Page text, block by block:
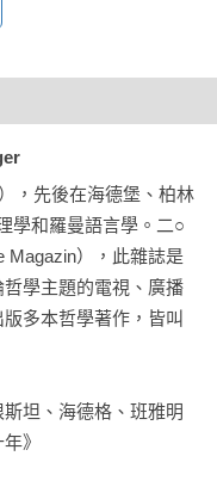
登場，維根斯坦
Cassirer, 1874-
1940）如同魔法師
，提出了前無古人的
奠下基礎，不僅形塑
的思考方式。可以說若
，德國社會的情緒在憂
的爵士樂，彷彿一切
上亦充斥著法西斯主
戰爭、個體的烏托
性議題的批判，當代
，先後在海德堡、柏林
學和羅曼語言學。二○
Magazin），此雜誌是
學主題的電視、廣播
多本哲學著作，皆叫
坦、海德格、班雅明
》